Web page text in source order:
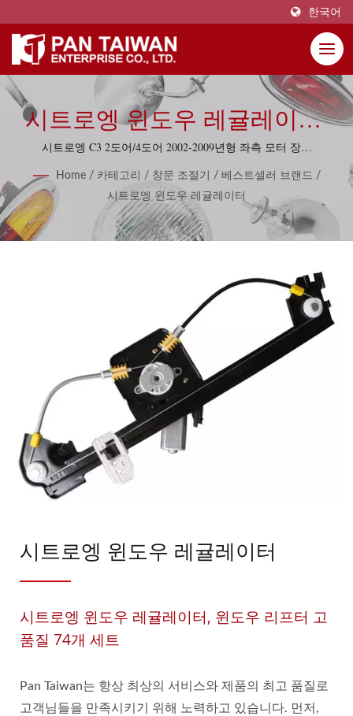
한국어
시트로엥 윈도우 레귤레이터,
윈도우 리프터 고품질 74개
세트
시트로엥 C3 2도어/4도어 2002-2009년형 좌측 모터 장착
Home / 카테고리 / 창문 조절기 / 베스트셀러 브랜드 /
시트로엥 윈도우 레귤레이터
시트로엥 윈도우 레귤레이터
시트로엥 윈도우 레귤레이터, 윈도우 리프터 고
품질 74개 세트
Pan Taiwan는 항상 최상의 서비스와 제품의 최고 품질로
고객님들을 만족시키기 위해 노력하고 있습니다. 먼저,